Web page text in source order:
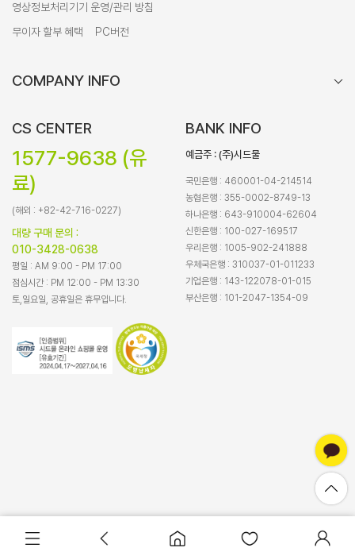
바로구매 장바구니담기
영상정보처리기기 운영/관리 방침
무이자 할부 혜택
PC버전
COMPANY INFO
CS CENTER
1577-9638 (유
료)
(해외 : +82-42-716-0227)
대량 구매 문의 :
010-3428-0638
평일 : AM 9:00 - PM 17:00
점심시간 : PM 12:00 - PM 13:30
토,일요일, 공휴일은 휴무입니다.
BANK INFO
예금주 : (주)시드물
국민은행 : 460001-04-214514
농협은행 : 355-0002-8749-13
하나은행 : 643-910004-62604
신한은행 : 100-027-169517
우리은행 : 1005-902-241888
우체국은행 : 310037-01-011233
기업은행 : 143-122078-01-015
부산은행 : 101-2047-1354-09